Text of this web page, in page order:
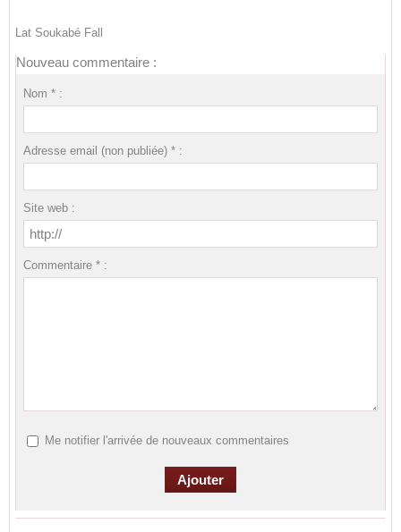
Lat Soukabé Fall
Nouveau commentaire :
Nom * :
Adresse email (non publiée) * :
Site web :
Commentaire * :
Me notifier l'arrivée de nouveaux commentaires